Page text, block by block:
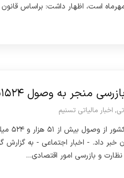
است، اظهار داشت: براساس
میلیارد تومان مالیات در تهران شد
, اخبار مالیاتی تسنیم
خبر داد. - اخبار اجتماعی - به گزارش
و بازرسی امور اقتصادی…